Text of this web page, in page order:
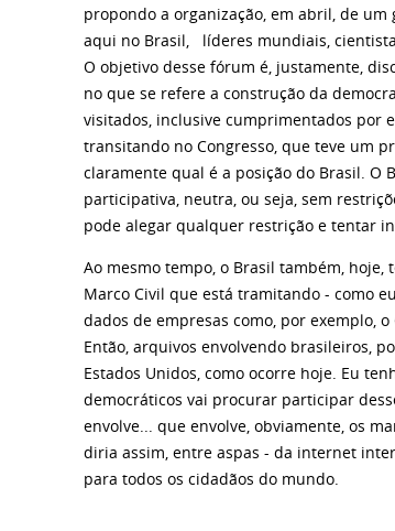
propondo a organização, em abril, de
aqui no Brasil, líderes mundiais,
O objetivo desse fórum é, justamente,
no que se refere a construção da
visitados, inclusive cumprimentados por
transitando no Congresso, que teve um
claramente qual é a posição do Brasil.
participativa, neutra, ou seja, sem
pode alegar qualquer restrição e tentar
Ao mesmo tempo, o Brasil também,
Marco Civil que está tramitando - como
dados de empresas como, por exemplo,
Então, arquivos envolvendo brasileiros,
Estados Unidos, como ocorre hoje. Eu
democráticos vai procurar participar
envolve... que envolve, obviamente, os
diria assim, entre aspas - da internet
para todos os cidadãos do mundo.